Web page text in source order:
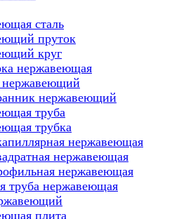
сталь
пруток
круг
нержавеющая
нержавеющий
нержавеющий
труба
трубка
нержавеющая
нержавеющая
нержавеющая
труба нержавеющая
плита